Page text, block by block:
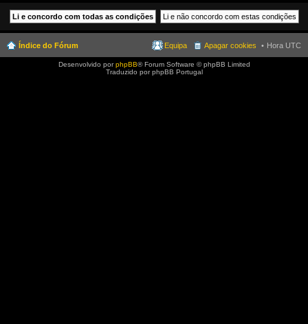
Índice do Fórum Hora UTC
Apagar cookies
Equipa
Desenvolvido porphpBB® Forum Software © phpBB Limited
Traduzido por phpBB Portugal